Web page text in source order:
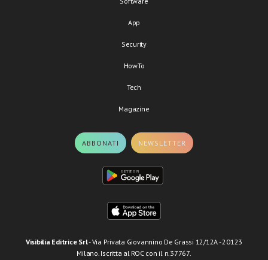
App
Security
HowTo
Tech
Magazine
ABBONATI NEWSLETTER
Visibilia Editrice Srl- Via Privata Giovannino De Grassi 12/12A - 20123
Milano. Iscritta al ROC con il n.37767.